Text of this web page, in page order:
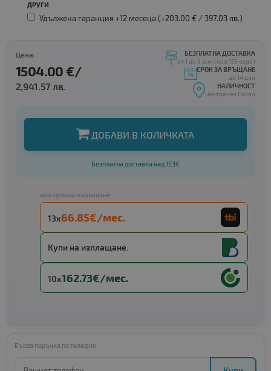
ДРУГИ
Удължена гаранция +12 месеца (+203.00 € / 397.03 лв.)
Цена:
1504.00 €/
2,941.57 лв.
БЕЗПЛАТНА ДОСТАВКА
от 1 до 3 дни (над 153 евро)
СРОК ЗА ВРЪЩАНЕ
до 14 дни
НАЛИЧНОСТ
Централен Склад
ДОБАВИ В КОЛИЧКАТА
Безплатна доставка над 153€
или купи на изплащане:
13x66.85€/мес.
Купи на изплащане.
10x162.73€/мес.
Бърза поръчка по телефон: